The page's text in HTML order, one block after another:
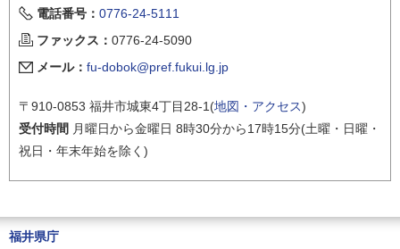
電話番号： 0776-24-5111
ファックス： 0776-24-5090
メール： fu-dobok@pref.fukui.lg.jp
〒910-0853 福井市城東4丁目28-1(地図・アクセス)
受付時間 月曜日から金曜日 8時30分から17時15分(土曜・日曜・
祝日・年末年始を除く)
福井県庁